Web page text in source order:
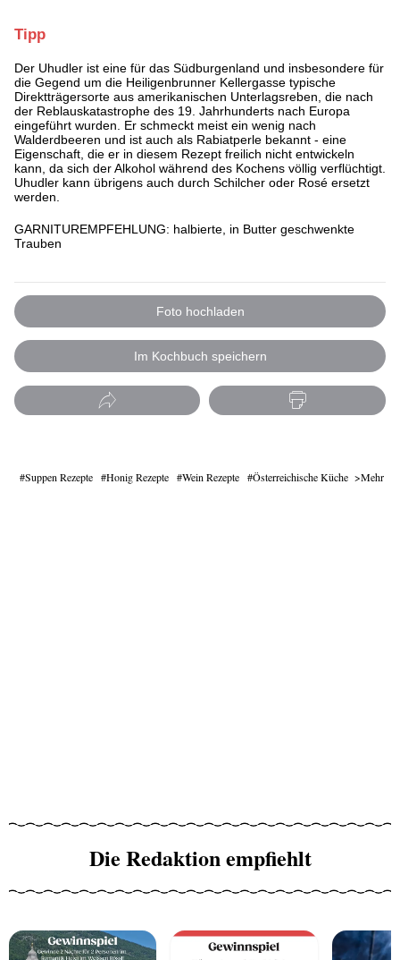
Tipp
Der Uhudler ist eine für das Südburgenland und insbesondere für
die Gegend um die Heiligenbrunner Kellergasse typische
Direktträgersorte aus amerikanischen Unterlagsreben, die nach
der Reblauskatastrophe des 19. Jahrhunderts nach Europa
eingeführt wurden. Er schmeckt meist ein wenig nach
Walderdbeeren und ist auch als Rabiatperle bekannt - eine
Eigenschaft, die er in diesem Rezept freilich nicht entwickeln
kann, da sich der Alkohol während des Kochens völlig verflüchtigt.
Uhudler kann übrigens auch durch Schilcher oder Rosé ersetzt
werden.
GARNITUREMPFEHLUNG: halbierte, in Butter geschwenkte
Trauben
Foto hochladen
Im Kochbuch speichern
Suppen Rezepte Honig Rezepte Wein Rezepte Österreichische Küche Mehr
Die Redaktion empfiehlt